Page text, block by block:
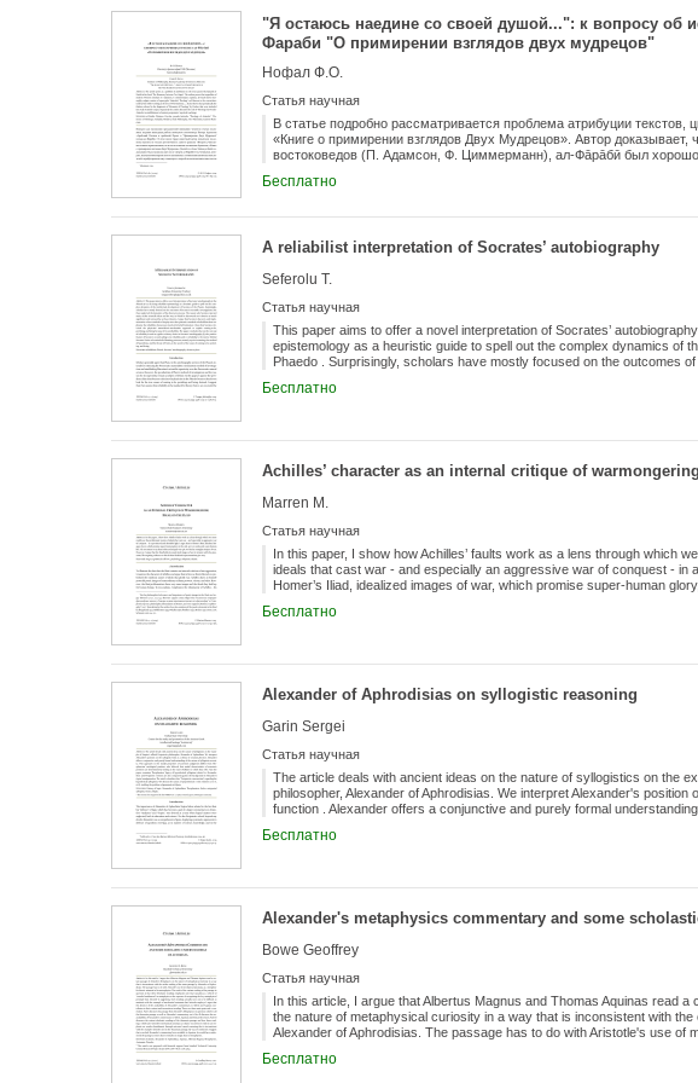
археологическими культурами, памятники которых
Республики.
"Я остаюсь наедине со своей душой...": к вопросу об
Фараби "О примирении взглядов двух мудрецов"
Нофал Ф.О.
Статья научная
В статье подробно рассматривается проблема атрибуции
«Книге о примирении взглядов Двух Мудрецов». Автор
востоковедов (П. Адамсон, Ф. Циммерманн), ал-Фа̄ра̄бӣ был хорошо
«Примирения...»; также показывается, что мыслитель
обсуждается роль «Теологии» псевдо-Стагирита в становлении
Бесплатно
A reliabilist interpretation of Socrates’ autobiography
Seferolu T.
Статья научная
This paper aims to offer a novel interpretation of Socrates’
epistemology as a heuristic guide to spell out the complex dynamics of
Phaedo . Surprisingly, scholars have mostly focused on the outcomes
the way in which he discovered new theories as much significant and
materialistic-mechanistic approach to explain coming-to-be, perishing,
positive feature of Socrates’ second sailing is its reliability and (c)
search of the cause of coming-to-be, perishing, and being.
Бесплатно
Achilles’ character as an internal critique of
Marren M.
Статья научная
In this paper, I show how Achilles’ faults work as a lens through which
ideals that cast war - and especially an aggressive war of conquest - in
Homer’s Iliad, idealized images of war, which promise super-human
Iliad holds its poeticized images of war in tension with the gruesome, life-
Бесплатно
Alexander of Aphrodisias on syllogistic reasoning
Garin Sergei
Статья научная
The article deals with ancient ideas on the nature of syllogistics on the
philosopher, Alexander of Aphrodisias. We interpret Alexander's
function . Alexander offers a conjunctive and purely formal
that modal characteristics of assertoric premises are determined by
“Peripatetic conservatism” regarding the hypothetical syllogistics. We
Бесплатно
Alexander's metaphysics commentary and some
Bowe Geoffrey
Статья научная
In this article, I argue that Albertus Magnus and Thomas Aquinas read
the nature of metaphysical curiosity in a way that is inconsistent with
Alexander of Aphrodisias. The passage has to do with Aristotle's use of
readings emphasize universal causality as a vehicle of “wonder
Бесплатно